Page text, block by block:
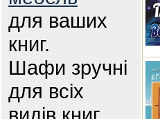
для ваших
книг.
Шафи зручні
для всіх